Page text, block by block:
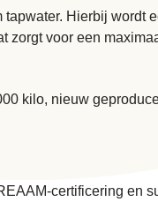
Hierbij wordt
voor een
kilo, nieuw
certificering en